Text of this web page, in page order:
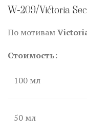
W-209/Victoria
По мотивам
Стоимость:
100 мл
50 мл